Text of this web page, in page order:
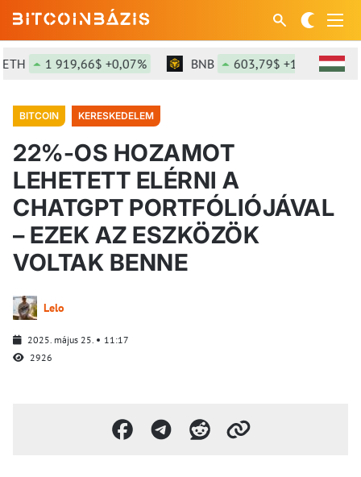
1 919,66$ +0,07% BNB 603,79$ +1,43%
BITCOIN KERESKEDELEM
22%-OS HOZAMOT
LEHETETT ELÉRNI A
CHATGPT PORTFÓLIÓJÁVAL
– EZEK AZ ESZKÖZÖK
VOLTAK BENNE
Lelo
2025. május 25.
11:17
2926